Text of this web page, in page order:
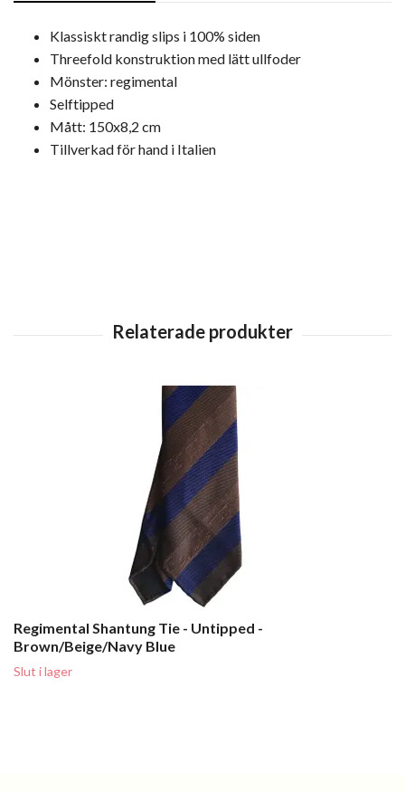
Klassiskt randig slips i 100% siden
Threefold konstruktion med lätt ullfoder
Mönster: regimental
Selftipped
Mått: 150x8,2 cm
Tillverkad för hand i Italien
Regimental Shantung Tie - Untipped -
Brown/Beige/Navy Blue
Slut i lager